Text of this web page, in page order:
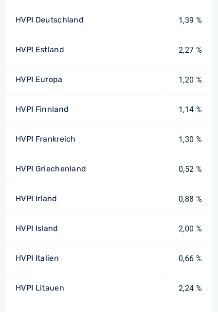
HVPI Deutschland 1,39 %
HVPI Estland 2,27 %
HVPI Europa 1,20 %
HVPI Finnland 1,14 %
HVPI Frankreich 1,30 %
HVPI Griechenland 0,52 %
HVPI Irland 0,88 %
HVPI Island 2,00 %
HVPI Italien 0,66 %
HVPI Litauen 2,24 %